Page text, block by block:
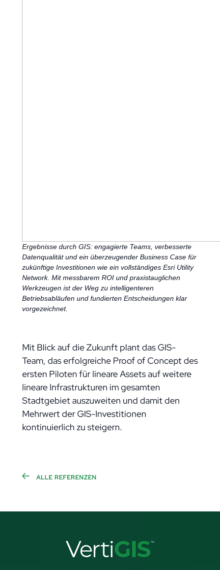
Ergebnisse durch GIS: engagierte Teams, verbesserte
Datenqualität und ein überzeugender Business Case für
zukünftige Investitionen wie ein vollständiges Esri Utility
Network. Mit messbarem ROI und praxistauglichen
Werkzeugen ist der Weg zu intelligenteren
Betriebsabläufen und fundierten Entscheidungen klar
vorgezeichnet.
Mit Blick auf die Zukunft plant das GIS-
Team, das erfolgreiche Proof of Concept des
ersten Piloten für lineare Assets auf weitere
lineare Infrastrukturen im gesamten
Stadtgebiet auszuweiten und damit den
Mehrwert der GIS-Investitionen
kontinuierlich zu steigern.
ALLE REFERENZEN